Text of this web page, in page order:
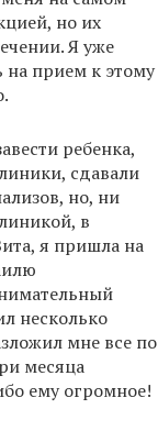
но их
Я уже
на прием к этому
ребенка,
сдавали
но, ни
в
я пришла на
несколько
мне все по
месяца
ему огромное!